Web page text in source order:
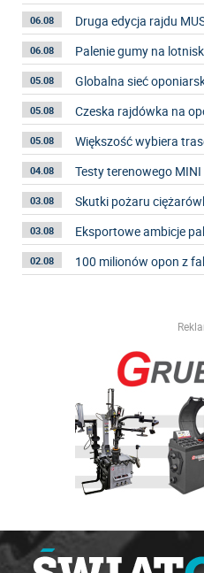
06.08 Druga edycja rajdu
06.08 Palenie gumy na
05.08 Globalna sieć
05.08 Czeska rajdówka na
05.08 Większość wybiera
04.08 Testy terenowego
03.08 Skutki pożaru
03.08 Eksportowe ambicje
02.08 100 milionów opon z